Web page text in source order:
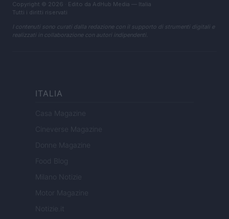
Copyright © 2026 · Edito da AdHub Media — Italia
Tutti i diritti riservati
I contenuti sono curati dalla redazione con il supporto di strumenti digitali e
realizzati in collaborazione con autori indipendenti.
ITALIA
Casa Magazine
Cineverse Magazine
Donne Magazine
Food Blog
Milano Notizie
Motor Magazine
Notizie.it